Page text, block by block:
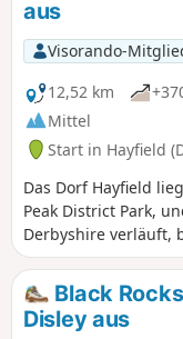
aus
Visorando-
12,52 km
Mittel
Start in Hayfield
Das Dorf Hayfield
Peak District Park,
Derbyshire verläuft,
bietet schöne
haben, befinden Sie
Rückweg nach
Black
Disley aus